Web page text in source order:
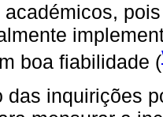
académicos,
boa fiabilidade (
das inquirições